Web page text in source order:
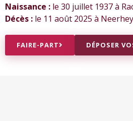
Naissance : le 30 juillet 1937 à
Décès : le 11 août 2025 à
FAIRE-PART DÉPOSER